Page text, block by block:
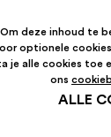
Om deze inhoud te
optionele
je alle cookies toe
ons
ALLE